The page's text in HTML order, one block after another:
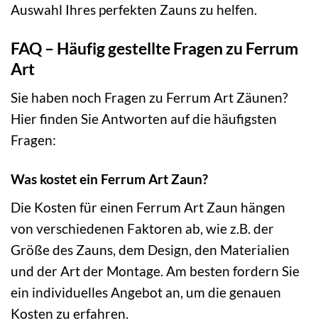
Auswahl Ihres perfekten Zauns zu helfen.
FAQ – Häufig gestellte Fragen zu Ferrum
Art
Sie haben noch Fragen zu Ferrum Art Zäunen?
Hier finden Sie Antworten auf die häufigsten
Fragen:
Was kostet ein Ferrum Art Zaun?
Die Kosten für einen Ferrum Art Zaun hängen
von verschiedenen Faktoren ab, wie z.B. der
Größe des Zauns, dem Design, den Materialien
und der Art der Montage. Am besten fordern Sie
ein individuelles Angebot an, um die genauen
Kosten zu erfahren.